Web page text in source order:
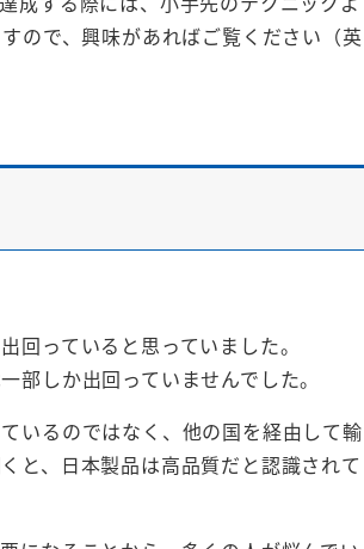
ので、興味があればご覧ください（英
回っていると思っていました。
部しか出回っていませんでした。
いるのではなく、他の国を経由して輸
と、日本製品は高品質だと認識されて